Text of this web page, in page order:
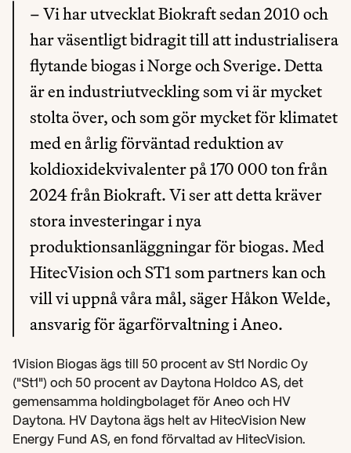
– Vi har utvecklat Biokraft sedan 2010 och
har väsentligt bidragit till att industrialisera
flytande biogas i Norge och Sverige. Detta
är en industriutveckling som vi är mycket
stolta över, och som gör mycket för klimatet
med en årlig förväntad reduktion av
koldioxidekvivalenter på 170 000 ton från
2024 från Biokraft. Vi ser att detta kräver
stora investeringar i nya
produktionsanläggningar för biogas. Med
HitecVision och ST1 som partners kan och
vill vi uppnå våra mål, säger Håkon Welde,
ansvarig för ägarförvaltning i Aneo.
1Vision Biogas ägs till 50 procent av St1 Nordic Oy
("St1") och 50 procent av Daytona Holdco AS, det
gemensamma holdingbolaget för Aneo och HV
Daytona. HV Daytona ägs helt av HitecVision New
Energy Fund AS, en fond förvaltad av HitecVision.